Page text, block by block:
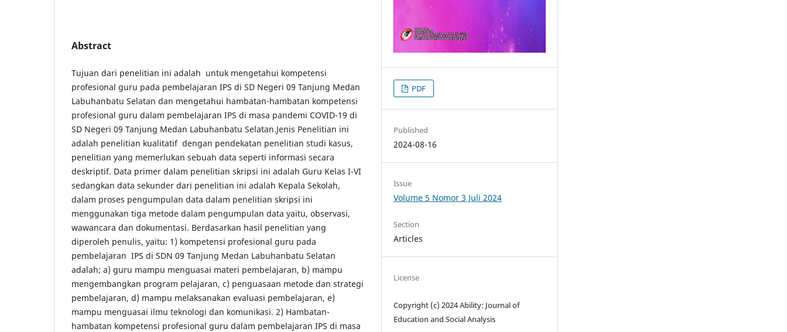
Abstract
Tujuan dari penelitian ini adalah untuk mengetahui kompetensi
profesional guru pada pembelajaran IPS di SD Negeri 09 Tanjung Medan
Labuhanbatu Selatan dan mengetahui hambatan-hambatan kompetensi
profesional guru dalam pembelajaran IPS di masa pandemi COVID-19 di
SD Negeri 09 Tanjung Medan Labuhanbatu Selatan.Jenis Penelitian ini
adalah penelitian kualitatif dengan pendekatan penelitian studi kasus,
penelitian yang memerlukan sebuah data seperti informasi secara
deskriptif. Data primer dalam penelitian skripsi ini adalah Guru Kelas I-VI
sedangkan data sekunder dari penelitian ini adalah Kepala Sekolah,
dalam proses pengumpulan data dalam penelitian skripsi ini
menggunakan tiga metode dalam pengumpulan data yaitu, observasi,
wawancara dan dokumentasi. Berdasarkan hasil penelitian yang
diperoleh penulis, yaitu: 1) kompetensi profesional guru pada
pembelajaran IPS di SDN 09 Tanjung Medan Labuhanbatu Selatan
adalah; a) guru mampu menguasai materi pembelajaran, b) mampu
mengembangkan program pelajaran, c) penguasaan metode dan strategi
pembelajaran, d) mampu melaksanakan evaluasi pembelajaran, e)
mampu menguasai ilmu teknologi dan komunikasi. 2) Hambatan-
hambatan kompetensi profesional guru dalam pembelajaran IPS di masa
PDF
Published
2024-08-16
Issue
Volume 5 Nomor 3 Juli 2024
Section
Articles
License
Copyright (c) 2024 Ability: Journal of
Education and Social Analysis